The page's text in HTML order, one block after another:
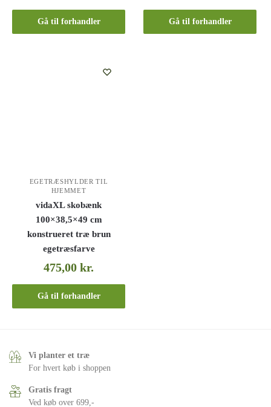
Gå til forhandler Gå til forhandler
EGETRÆSHYLDER TIL
HJEMMET
vidaXL skobænk
100×38,5×49 cm
konstrueret træ brun
egetræsfarve
475,00kr.
Gå til forhandler
Vi planter et træ
For hvert køb i shoppen
Gratis fragt
Ved køb over 699,-